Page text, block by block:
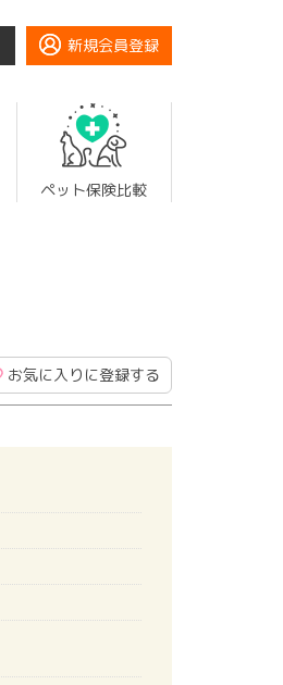
新規会員登録
ペット保険比較
お気に入りに登録する